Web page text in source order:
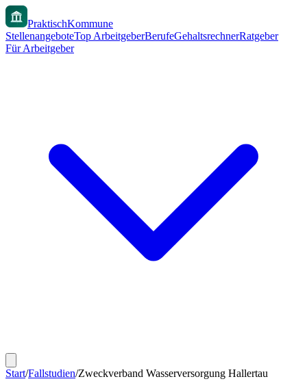
PraktischKommune
StellenangeboteTop ArbeitgeberBerufeGehaltsrechnerRatgeber
Für Arbeitgeber
Start/Fallstudien/Zweckverband Wasserversorgung Hallertau